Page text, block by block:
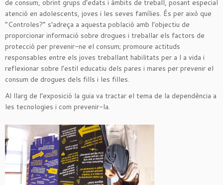
de consum, obrint grups d’edats i àmbits de treball, posant especial
atenció en adolescents, joves i les seves famílies. És per això que
“Controles?” s’adreça a aquesta població amb l’objectiu de
proporcionar informació sobre drogues i treballar els factors de
protecció per prevenir-ne el consum; promoure actituds
responsables entre els joves treballant habilitats per a l a vida i
reflexionar sobre l’estil educatiu dels pares i mares per prevenir el
consum de drogues dels fills i les filles.
Al llarg de l’exposició la guia va tractar el tema de la dependència a
les tecnologies i com prevenir-la.